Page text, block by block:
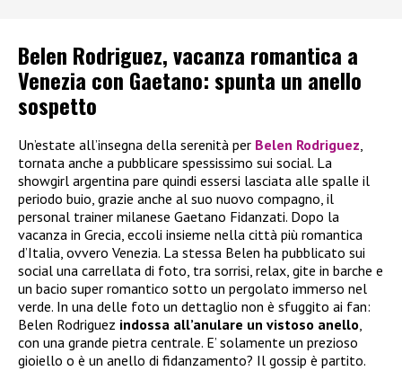
Belen Rodriguez, vacanza romantica a
Venezia con Gaetano: spunta un anello
sospetto
Un’estate all’insegna della serenità per Belen Rodriguez,
tornata anche a pubblicare spessissimo sui social. La
showgirl argentina pare quindi essersi lasciata alle spalle il
periodo buio, grazie anche al suo nuovo compagno, il
personal trainer milanese Gaetano Fidanzati. Dopo la
vacanza in Grecia, eccoli insieme nella città più romantica
d’Italia, ovvero Venezia. La stessa Belen ha pubblicato sui
social una carrellata di foto, tra sorrisi, relax, gite in barche e
un bacio super romantico sotto un pergolato immerso nel
verde. In una delle foto un dettaglio non è sfuggito ai fan:
Belen Rodriguez indossa all’anulare un vistoso anello,
con una grande pietra centrale. E’ solamente un prezioso
gioiello o è un anello di fidanzamento? Il gossip è partito.